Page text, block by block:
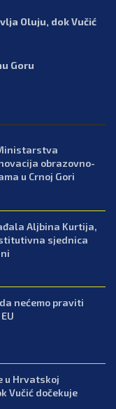
Oluju, dok Vučić
Goru
obrazovno-
u Crnoj Gori
Aljbina Kurtija,
sjednica
nećemo praviti
u Hrvatskoj
Vučić dočekuje